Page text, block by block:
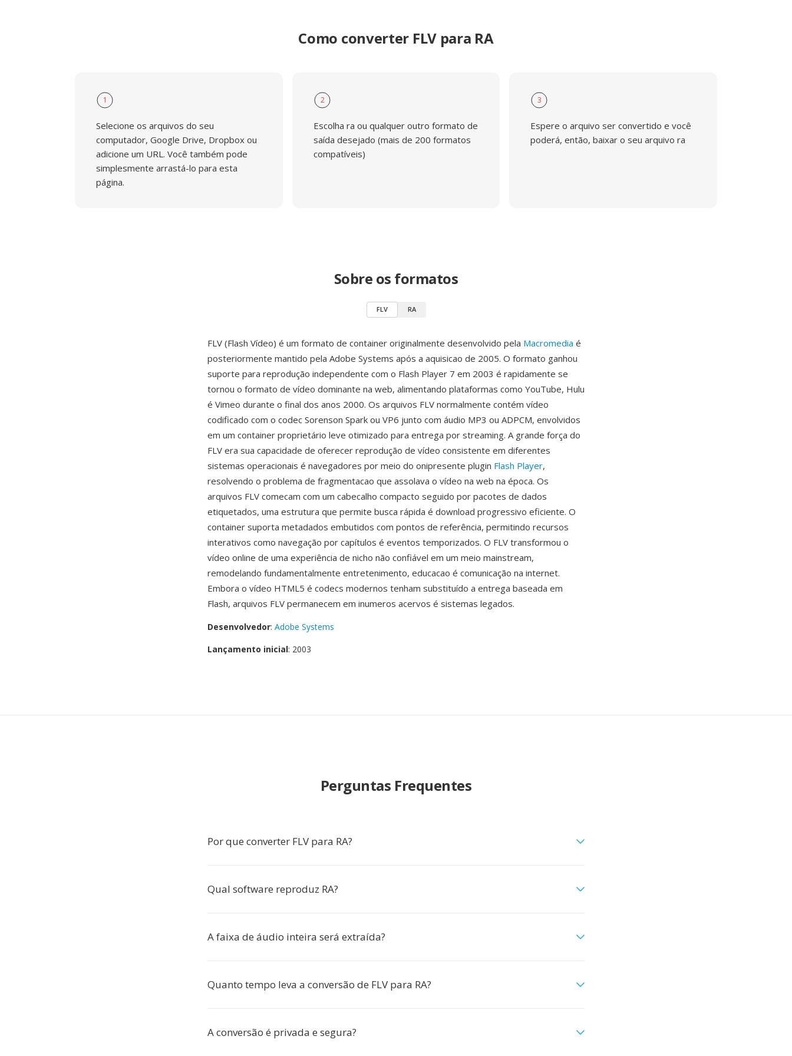
Como converter FLV para RA
1
Selecione os arquivos do seu
computador, Google Drive, Dropbox ou
adicione um URL. Você também pode
simplesmente arrastá-lo para esta
página.
2
Escolha ra ou qualquer outro formato de
saída desejado (mais de 200 formatos
compatíveis)
3
Espere o arquivo ser convertido e você
poderá, então, baixar o seu arquivo ra
Sobre os formatos
FLV RA
FLV (Flash Vídeo) é um formato de container originalmente desenvolvido pela Macromedia é
posteriormente mantido pela Adobe Systems após a aquisicao de 2005. O formato ganhou
suporte para reprodução independente com o Flash Player 7 em 2003 é rapidamente se
tornou o formato de vídeo dominante na web, alimentando plataformas como YouTube, Hulu
é Vimeo durante o final dos anos 2000. Os arquivos FLV normalmente contém vídeo
codificado com o codec Sorenson Spark ou VP6 junto com áudio MP3 ou ADPCM, envolvidos
em um container proprietário leve otimizado para entrega por streaming. A grande força do
FLV era sua capacidade de oferecer reprodução de vídeo consistente em diferentes
sistemas operacionais é navegadores por meio do onipresente plugin Flash Player,
resolvendo o problema de fragmentacao que assolava o vídeo na web na época. Os
arquivos FLV comecam com um cabecalho compacto seguido por pacotes de dados
etiquetados, uma estrutura que permite busca rápida é download progressivo eficiente. O
container suporta metadados embutidos com pontos de referência, permitindo recursos
interativos como navegação por capítulos é eventos temporizados. O FLV transformou o
vídeo online de uma experiência de nicho não confiável em um meio mainstream,
remodelando fundamentalmente entretenimento, educacao é comunicação na internet.
Embora o vídeo HTML5 é codecs modernos tenham substituído a entrega baseada em
Flash, arquivos FLV permanecem em inumeros acervos é sistemas legados.
Desenvolvedor: Adobe Systems
Lançamento inicial: 2003
Perguntas Frequentes
Por que converter FLV para RA?
Qual software reproduz RA?
A faixa de áudio inteira será extraída?
Quanto tempo leva a conversão de FLV para RA?
A conversão é privada e segura?